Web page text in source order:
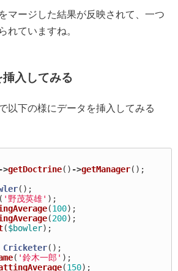
マージした結果が反映されて、一つ
れていますね。
入してみる
以下の様にデータを挿入してみる
->getDoctrine() ->getManager();
();
( '野茂英雄' );
(100);
(200);
($bowler);
Cricketer();
( '鈴木一郎' );
(150);